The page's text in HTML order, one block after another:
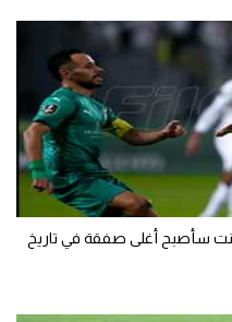
سأصبح أغلى صفقة في تاريخ